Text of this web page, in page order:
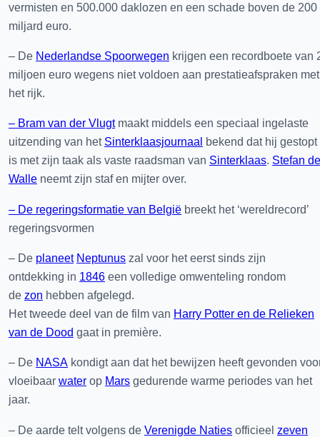
vermisten en 500.000 daklozen en een schade boven de 200
miljard euro.
– De Nederlandse Spoorwegen krijgen een recordboete van
miljoen euro wegens niet voldoen aan prestatieafspraken met
het rijk.
– Bram van der Vlugtmaakt middels een speciaal ingelaste
uitzending van het Sinterklaasjournaal bekend dat hij gestopt
is met zijn taak als vaste raadsman van Sinterklaas. Stefan de
Walle neemt zijn staf en mijter over.
– De regeringsformatie van België breekt het ‘wereldrecord’
regeringsvormen
– De planeet Neptunus zal voor het eerst sinds zijn
ontdekking in 1846 een volledige omwenteling rondom
de zon hebben afgelegd.
Het tweede deel van de film van Harry Potter en de Relieken
van de Dood gaat in première.
– De NASA kondigt aan dat het bewijzen heeft gevonden
vloeibaar water op Mars gedurende warme periodes van het
jaar.
– De aarde telt volgens de Verenigde Naties officieel zeven